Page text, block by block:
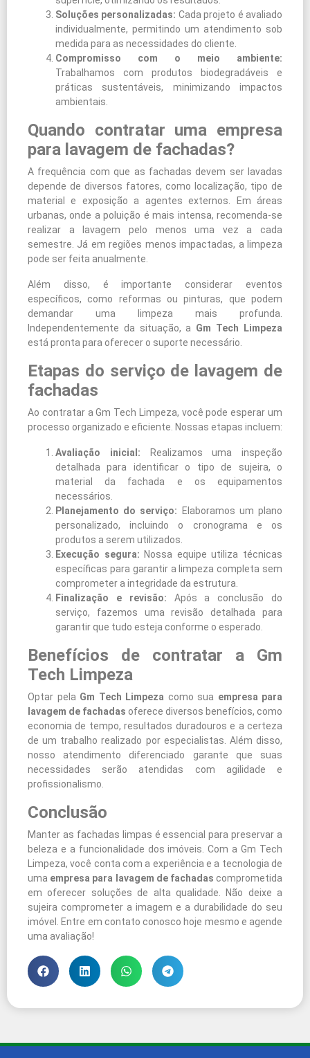
Soluções personalizadas: Cada projeto é avaliado
individualmente, permitindo um atendimento sob
medida para as necessidades do cliente.
Compromisso com o meio ambiente:
Trabalhamos com produtos biodegradáveis e
práticas sustentáveis, minimizando impactos
ambientais.
Quando contratar uma empresa
para lavagem de fachadas?
A frequência com que as fachadas devem ser lavadas
depende de diversos fatores, como localização, tipo de
material e exposição a agentes externos. Em áreas
urbanas, onde a poluição é mais intensa, recomenda-se
realizar a lavagem pelo menos uma vez a cada
semestre. Já em regiões menos impactadas, a limpeza
pode ser feita anualmente.
Além disso, é importante considerar eventos
específicos, como reformas ou pinturas, que podem
demandar uma limpeza mais profunda.
Independentemente da situação, a Gm Tech Limpeza
está pronta para oferecer o suporte necessário.
Etapas do serviço de lavagem de
fachadas
Ao contratar a Gm Tech Limpeza, você pode esperar um
processo organizado e eficiente. Nossas etapas incluem:
Avaliação inicial: Realizamos uma inspeção
detalhada para identificar o tipo de sujeira, o
material da fachada e os equipamentos
necessários.
Planejamento do serviço: Elaboramos um plano
personalizado, incluindo o cronograma e os
produtos a serem utilizados.
Execução segura: Nossa equipe utiliza técnicas
específicas para garantir a limpeza completa sem
comprometer a integridade da estrutura.
Finalização e revisão: Após a conclusão do
serviço, fazemos uma revisão detalhada para
garantir que tudo esteja conforme o esperado.
Benefícios de contratar a Gm
Tech Limpeza
Optar pela Gm Tech Limpeza como sua empresa para
lavagem de fachadas oferece diversos benefícios, como
economia de tempo, resultados duradouros e a certeza
de um trabalho realizado por especialistas. Além disso,
nosso atendimento diferenciado garante que suas
necessidades serão atendidas com agilidade e
profissionalismo.
Conclusão
Manter as fachadas limpas é essencial para preservar a
beleza e a funcionalidade dos imóveis. Com a Gm Tech
Limpeza, você conta com a experiência e a tecnologia de
uma empresa para lavagem de fachadas comprometida
em oferecer soluções de alta qualidade. Não deixe a
sujeira comprometer a imagem e a durabilidade do seu
imóvel. Entre em contato conosco hoje mesmo e agende
uma avaliação!